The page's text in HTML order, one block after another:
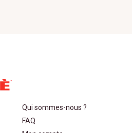
Qui sommes-nous ?
FAQ